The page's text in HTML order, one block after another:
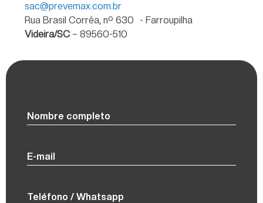
sac@prevemax.com.br
Rua Brasil Corrêa, nº 630 - Farroupilha
Videira/SC – 89560-510
Nombre completo
E-mail
Teléfono / Whatsapp